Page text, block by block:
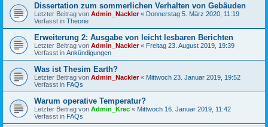
Dissertation zum sommerlichen Verhalten von Gebäuden
Letzter Beitrag von Admin_Nackler« Donnerstag 5. März 2020, 11:19
Verfasst in Theorie
Erweiterung 2: Ausgabe von leicht lesbaren Berichten
Letzter Beitrag von Admin_Nackler« Freitag 23. August 2019, 19:39
Verfasst in Ankündigungen
Was ist Thesim Earth?
Letzter Beitrag von Admin_Nackler« Mittwoch 23. Januar 2019, 19:52
Verfasst in FAQs
Warum operative Temperatur?
Letzter Beitrag von Admin_Krec « Mittwoch 16. Januar 2019, 11:42
Verfasst in FAQs